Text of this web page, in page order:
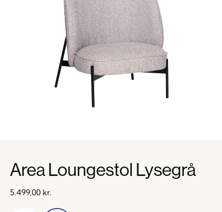
Area Loungestol Lysegrå
5.499,00 kr.